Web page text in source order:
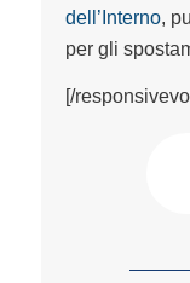
dell’Interno,
per gli
[/